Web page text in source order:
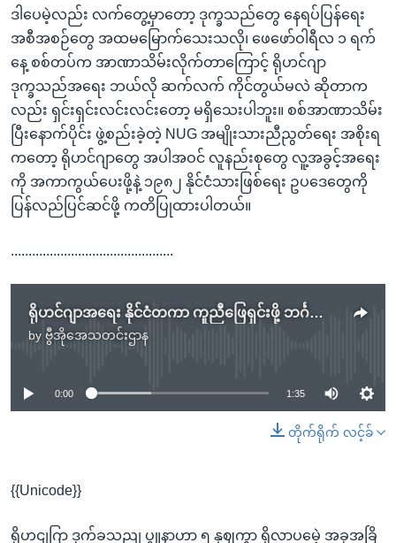
ဒါပေမဲ့လည်း လက်တွေ့မှာတော့ ဒုက္ခသည်တွေ နေရပ်ပြန်ရေး
အစီအစဉ်တွေ အထမမြောက်သေးသလို၊ ဖေဖော်ဝါရီလ ၁ ရက်
နေ့ စစ်တပ်က အာဏာသိမ်းလိုက်တာကြောင့် ရိုဟင်ဂျာ
ဒုက္ခသည်အရေး ဘယ်လို ဆက်လက် ကိုင်တွယ်မလဲ ဆိုတာက
လည်း ရှင်းရှင်းလင်းလင်းတော့ မရှိသေးပါဘူး။ စစ်အာဏာသိမ်း
ပြီးနောက်ပိုင်း ဖွဲ့စည်းခဲ့တဲ့ NUG အမျိုးသားညီညွတ်ရေး အစိုးရ
ကတော့ ရိုဟင်ဂျာတွေ အပါအဝင် လူနည်းစုတွေ လူ့အခွင့်အရေး
ကို အကာကွယ်ပေးဖို့နဲ့ ၁၉၈၂ နိုင်ငံသားဖြစ်ရေး ဥပဒေတွေကို
ပြန်လည်ပြင်ဆင်ဖို့ ကတိပြုထားပါတယ်။
..............................................
ရိုဟင်ဂျာအရေး နိုင်ငံတကာ ကူညီဖြေရှင်းဖို့ ဘင်္ဂလားဒေ့ရှ်ဝန်ကြီးချုပ် ကုလမိန့်ခွန်းမှာတိုက်တွန်း
by ဗွီအိုအေသတင်းဌာန
No media source currently available
0:00 1:35
တိုက်ရိုက် လင့်ခ်
{{Unicode}}
ရိုဟငျဂြာ ဒုက်ခသညျ ပွူနာဟာ ၅ နှဈကွာ ရှိလာပမေဲ့ အခုအခြိ